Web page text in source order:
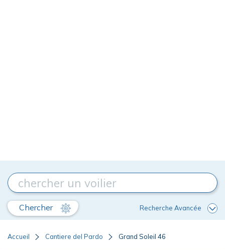
Chercher Recherche Avancée
Accueil Cantiere del Pardo Grand Soleil 46